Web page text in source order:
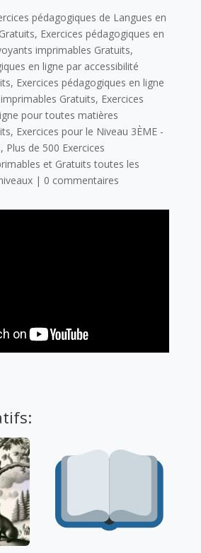
pédagogiques de Langues en
, Exercices pédagogiques en
imprimables Gratuits,
en ligne par accessibilité
, Exercices pédagogiques en ligne
Gratuits, Exercices
pour toutes matières
, Exercices pour le Niveau 3ÈME -
, Plus de 500 Exercices
et Gratuits toutes les
| 0 commentaires